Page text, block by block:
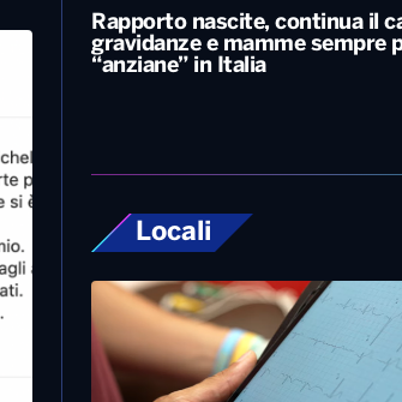
Rapporto nascite, continua il
gravidanze e mamme sempre
“anziane” in Italia
Locali